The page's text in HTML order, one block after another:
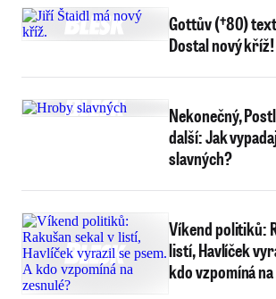
Gottův (†80)
Dostal nový kříž!
Nekonečný,
další: Jak
slavných?
Víkend politiků:
listí, Havlíček
kdo vzpomíná